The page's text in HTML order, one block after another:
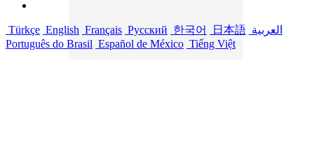
Türkçe English Français Русский 한국어 日本語 العربية
Português do Brasil Español de México Tiếng Việt